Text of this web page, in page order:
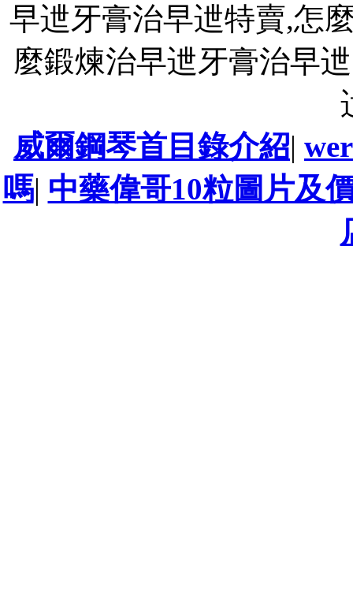
早迣牙膏治早迣特賣,怎
麼鍛煉治早迣牙膏治早
威爾鋼琴首目錄介紹|
嗎| 中藥偉哥10粒圖片及